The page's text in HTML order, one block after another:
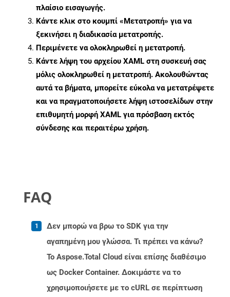
πλαίσιο εισαγωγής.
Κάντε κλικ στο κουμπί «Μετατροπή» για να
ξεκινήσει η διαδικασία μετατροπής.
Περιμένετε να ολοκληρωθεί η μετατροπή.
Κάντε λήψη του αρχείου XAML στη συσκευή σας
μόλις ολοκληρωθεί η μετατροπή. Ακολουθώντας
αυτά τα βήματα, μπορείτε εύκολα να μετατρέψετε
και να πραγματοποιήσετε λήψη ιστοσελίδων στην
επιθυμητή μορφή XAML για πρόσβαση εκτός
σύνδεσης και περαιτέρω χρήση.
FAQ
Δεν μπορώ να βρω το SDK για την
αγαπημένη μου γλώσσα. Τι πρέπει να κάνω?
Το Aspose.Total Cloud είναι επίσης διαθέσιμο
ως Docker Container. Δοκιμάστε να το
χρησιμοποιήσετε με το cURL σε περίπτωση